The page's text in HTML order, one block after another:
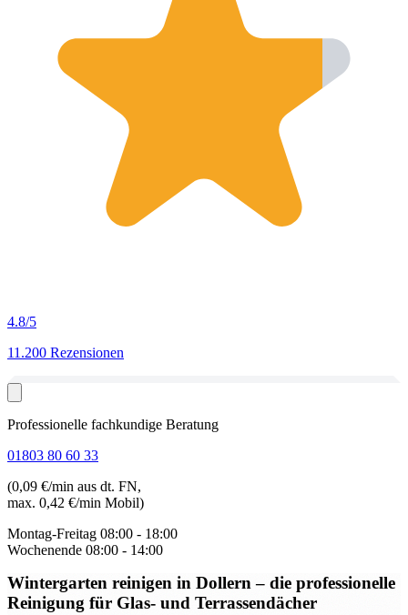
4.8/5
11.200 Rezensionen
Professionelle fachkundige Beratung
01803 80 60 33
(0,09 €/min aus dt. FN,
max. 0,42 €/min Mobil)
Montag-Freitag 08:00 - 18:00
Wochenende 08:00 - 14:00
Wintergarten reinigen in Dollern– die professionelle
Reinigung für Glas- und Terrassendächer